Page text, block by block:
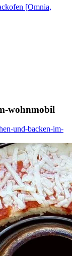
[Omnia,
wohnmobil
und-backen-im-